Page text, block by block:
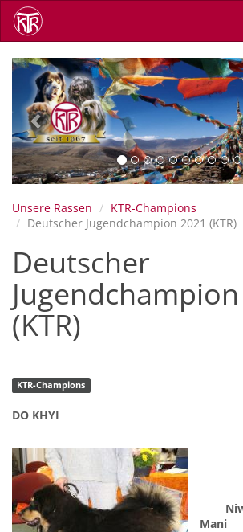
Direkt
zum
Inhalt
Previous
Unsere Rassen
KTR-Champions
Deutscher Jugendchampion 2021 (KTR)
Deutscher
(KTR)
KTR-Champions
DO KHYI
Mani